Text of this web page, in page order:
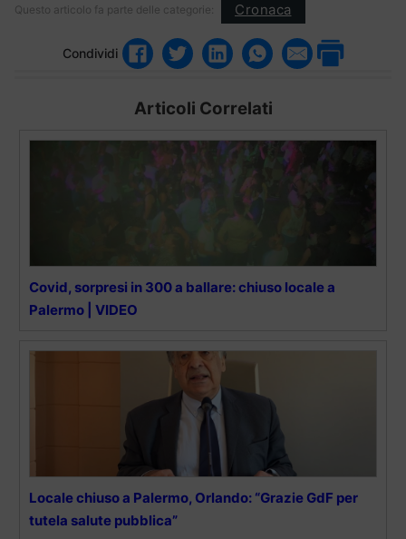
Questo articolo fa parte delle categorie: Cronaca
Condividi
Articoli Correlati
Covid, sorpresi in 300 a ballare: chiuso locale a
Palermo | VIDEO
Locale chiuso a Palermo, Orlando: “Grazie GdF per
tutela salute pubblica”